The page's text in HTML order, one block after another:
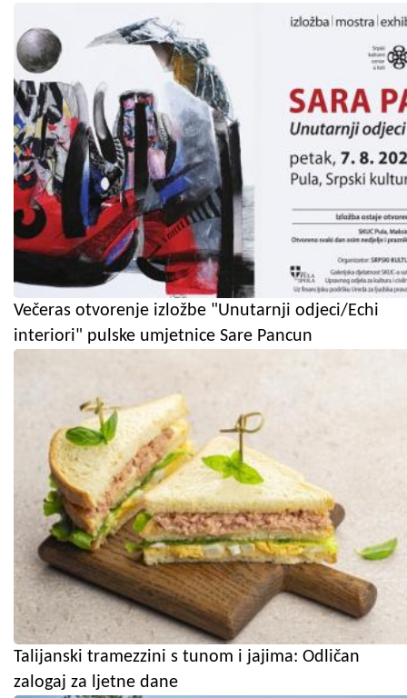
Večeras otvorenje izložbe "Unutarnji odjeci/Echi
interiori" pulske umjetnice Sare Pancun
Talijanski tramezzini s tunom i jajima: Odličan
zalogaj za ljetne dane